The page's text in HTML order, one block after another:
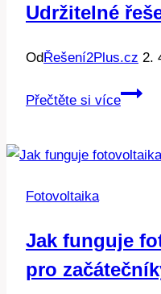
Udržitelné
OdŘešení2Plus.cz 2.
Přečtěte si více
Fotovoltaika
Jak funguje
pro